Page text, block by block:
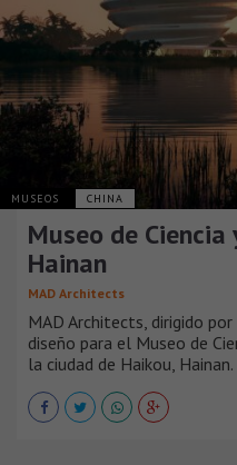
MUSEOS CHINA
Museo de
Hainan
MAD Architects
MAD Architects, dirigido
diseño para el Museo de
la ciudad de Haikou, Hainan.